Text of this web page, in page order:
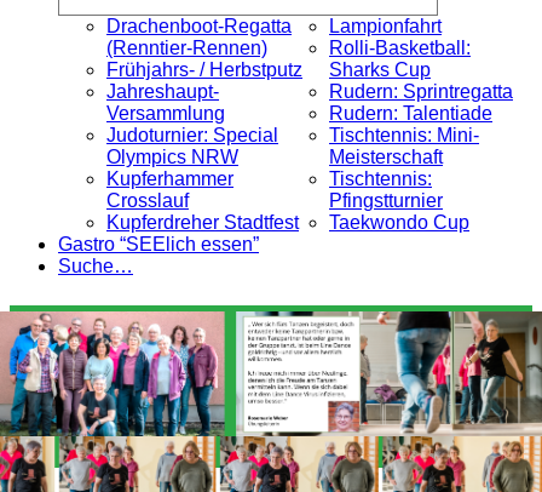
Drachenboot-Regatta
(Renntier-Rennen)
Frühjahrs- / Herbstputz
Jahreshaupt-
Versammlung
Judoturnier: Special
Olympics NRW
Kupferhammer
Crosslauf
Kupferdreher Stadtfest
Lampionfahrt
Rolli-Basketball:
Sharks Cup
Rudern: Sprintregatta
Rudern: Talentiade
Tischtennis: Mini-
Meisterschaft
Tischtennis:
Pfingstturnier
Taekwondo Cup
Gastro “SEElich essen”
Suche…